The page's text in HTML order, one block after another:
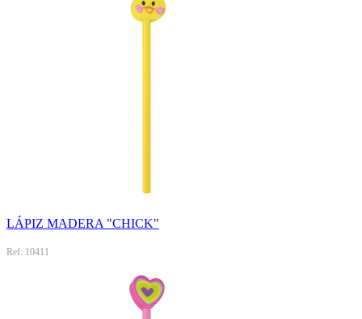
LÁPIZ MADERA "CHICK"
Ref: 10411